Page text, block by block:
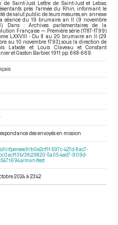
20 brumaire an II (29 octobre au 10 novembre
de Saint-Just. Lettre de Saint-Just et Lebas,
près l'armée du Rhin, informant le
de salut public de leurs mesures, en annexe
séance du 19 brumaire an II (9 novembre
Dans : Archives parlementaires de la
Française — Première série (1787-1799)
LXXVIII - Du 8 au 20 brumaire an II (29
au 10 novembre 1793), sous la direction de
Lataste et Louis Claveau et Constant
et Gaston Barbier. 1911. pp. 668-669.
des envoyés en mission
iiif.persee.fr/b0e2cf11-597c-427d-8ac7-
3fc29820-5a05-4ed7-909d-
manifest
2024 à 23:42